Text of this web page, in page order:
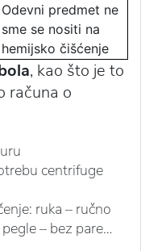
Odevni predmet ne
sme se nositi na
hemijsko čišćenje
, kao što je to
računa o
centrifuge
ruka – ručno
– bez pare…